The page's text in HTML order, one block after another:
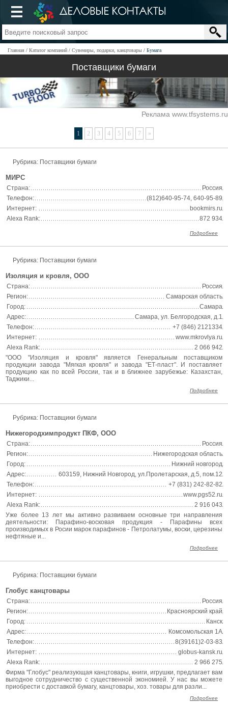
Главная Каталог компаний Сувениры, подарки, канцтовары Бумага
Поставщики бумаги
Реклама www.tfsystems.ru
1 2 3 4 5 6 7 »
Рубрика: Поставщики бумаги
МИРС
Страна:
Россия
Телефон:
(812)640-95-74, 640-95-89
Интернет:
bookmirs.ru
Alexa Rank:
872 934
Подробнее
Рубрика: Поставщики бумаги
Изоляция и кровля, ООО
Страна:
Россия
Регион:
Самарская область
Город:
Самара
Адрес:
Самара, ул. Белгородская, д.1
Телефон:
+7 (846) 2121334
Интернет:
www.mkrovlya.ru
Alexa Rank:
2 066 942
"ООО "Изоляция и кровля" является Генеральным поставщиком
продукции завода "Мягкая кровля" и завода "ЕТ-пласт". И поставляет
продукцию как по всей России, так и в ближнее зарубежье: Казахстан,
Таджики...
Подробнее
Рубрика: Поставщики бумаги
Нижегородхимпродукт ПКФ, ООО
Страна:
Россия
Регион:
Нижегородская область
Город:
Нижний новгород
Адрес:
603159, Нижний Новгород, ул.Пролетарская, д.5, пом.12
Телефон:
+7 (831) 242-82-82
Интернет:
www.pgs52.ru
Alexa Rank:
2 916 043
Уже более 13 лет мы активно развиваем основные три направления
деятельности: Парафино-восковая продукция - Парафины всех
производимых в Росии марок парафинов - Петролатумы, воски, церезины
нефтяные и...
Подробнее
Рубрика: Поставщики бумаги
Глобус канцтовары
Страна:
Россия
Регион:
Красноярский край
Город:
Канск
Адрес:
Комсомольская 1А
Телефон:
8(39161)2-03-83
Интернет:
globus-kansk.ru
Alexa Rank:
2 966 275
Фирма "Глобус" реализующая канцтовары, книги, игрушки, предлагает вам
выгодное сотрудничество с существенной экономией. У нас вы можете
приобрести с доставкой бумагу, канцтовары, хоз. товары для разли...
Подробнее